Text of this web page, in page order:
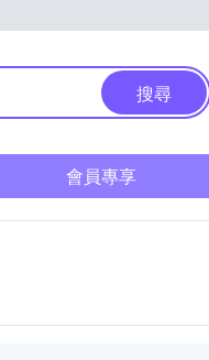
搜尋
會員專享